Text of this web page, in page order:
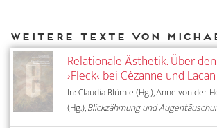
Relationale Ästhetik. Über den
›Fleck‹ bei Cézanne und Lacan
In: Claudia Blümle (Hg.), Anne von der
(Hg.),Blickzähmung und